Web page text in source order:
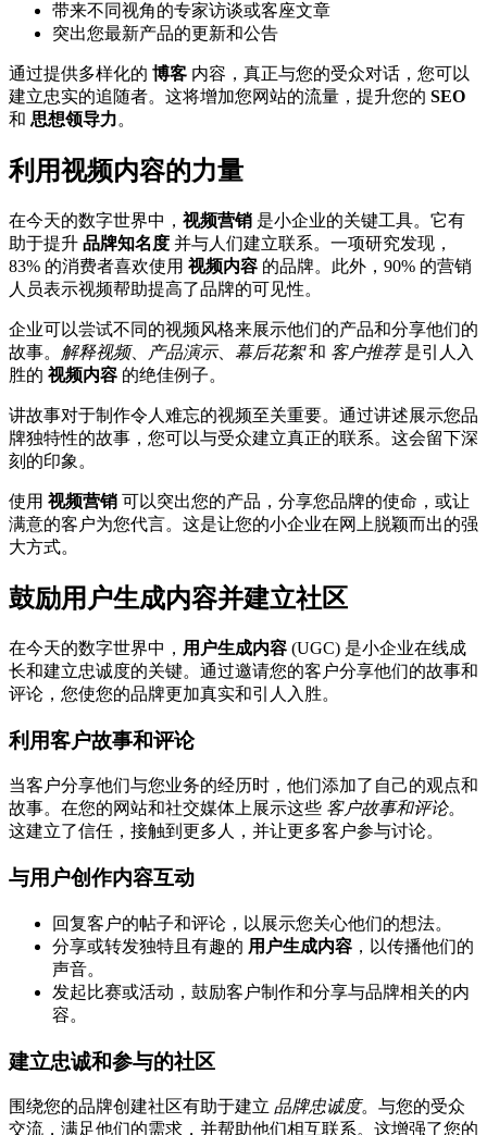
带来不同视角的专家访谈或客座文章
突出您最新产品的更新和公告
通过提供多样化的 博客 内容，真正与您的受众对话，您可以
建立忠实的追随者。这将增加您网站的流量，提升您的 SEO
和 思想领导力。
利用视频内容的力量
在今天的数字世界中， 视频营销 是小企业的关键工具。它有
助于提升 品牌知名度 并与人们建立联系。一项研究发现，
83% 的消费者喜欢使用 视频内容 的品牌。此外，90% 的营销
人员表示视频帮助提高了品牌的可见性。
企业可以尝试不同的视频风格来展示他们的产品和分享他们的
故事。
解释视频、 产品演示、 幕后花絮和 客户推荐是引人入
胜的 视频内容 的绝佳例子。
讲故事对于制作令人难忘的视频至关重要。通过讲述展示您品
牌独特性的故事，您可以与受众建立真正的联系。这会留下深
刻的印象。
使用 视频营销 可以突出您的产品，分享您品牌的使命，或让
满意的客户为您代言。这是让您的小企业在网上脱颖而出的强
大方式。
鼓励用户生成内容并建立社区
在今天的数字世界中， 用户生成内容 (UGC) 是小企业在线成
长和建立忠诚度的关键。通过邀请您的客户分享他们的故事和
评论，您使您的品牌更加真实和引人入胜。
利用客户故事和评论
当客户分享他们与您业务的经历时，他们添加了自己的观点和
故事。在您的网站和社交媒体上展示这些 客户故事和评论。
这建立了信任，接触到更多人，并让更多客户参与讨论。
与用户创作内容互动
回复客户的帖子和评论，以展示您关心他们的想法。
分享或转发独特且有趣的 用户生成内容 ，以传播他们的
声音。
发起比赛或活动，鼓励客户制作和分享与品牌相关的内
容。
建立忠诚和参与的社区
围绕您的品牌创建社区有助于建立 品牌忠诚度。与您的受众
交流，满足他们的需求，并帮助他们相互联系。这增强了您的